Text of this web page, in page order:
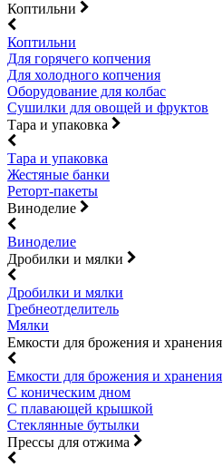
Коптильни
Коптильни
Для горячего копчения
Для холодного копчения
Оборудование для колбас
Сушилки для овощей и фруктов
Тара и упаковка
Тара и упаковка
Жестяные банки
Реторт-пакеты
Виноделие
Виноделие
Дробилки и мялки
Дробилки и мялки
Гребнеотделитель
Мялки
Емкости для брожения и хранения
Емкости для брожения и хранения
С коническим дном
С плавающей крышкой
Стеклянные бутылки
Прессы для отжима